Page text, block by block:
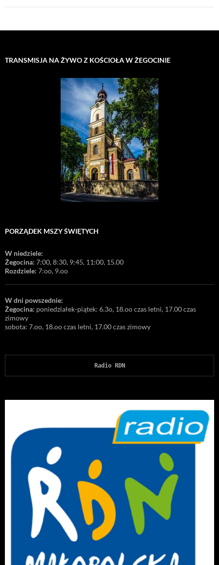
TRANSMISJA NA ŻYWO Z KOŚCIOŁA W ŻEGOCINIE
PORZĄDEK MSZY ŚWIĘTYCH
W niedziele:
Żegocina: 7:00, 8:30, 9:45, 11:00, 15.00
Rozdziele: 7:oo, 9.oo
W dni powszednie:
Żegocina: poniedziałek-piątek: 6.3o, 18.oo czas letni, 17.00 czas
zimowy
sobota: 7.oo, 18.oo czas letni, 17.00 czas zimowy
Radio RDN